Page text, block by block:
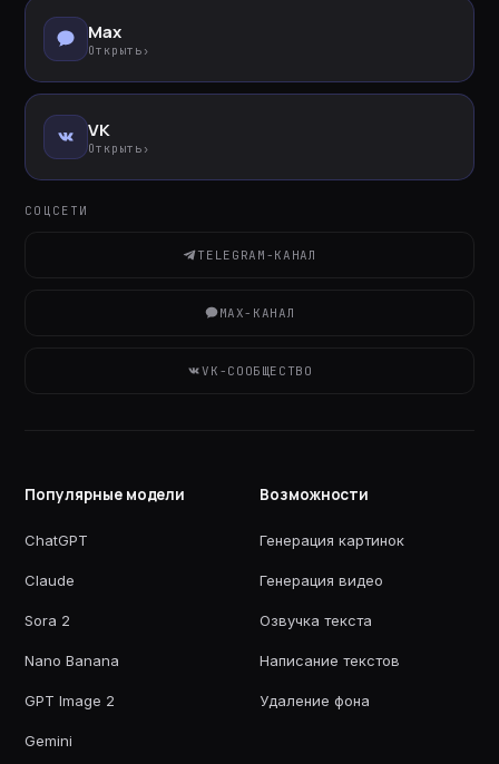
Max
Открыть ›
VK
Открыть ›
СОЦСЕТИ
TELEGRAM-КАНАЛ
MAX-КАНАЛ
VK-СООБЩЕСТВО
Популярные модели
ChatGPT
Claude
Sora 2
Nano Banana
GPT Image 2
Gemini
Возможности
Генерация картинок
Генерация видео
Озвучка текста
Написание текстов
Удаление фона